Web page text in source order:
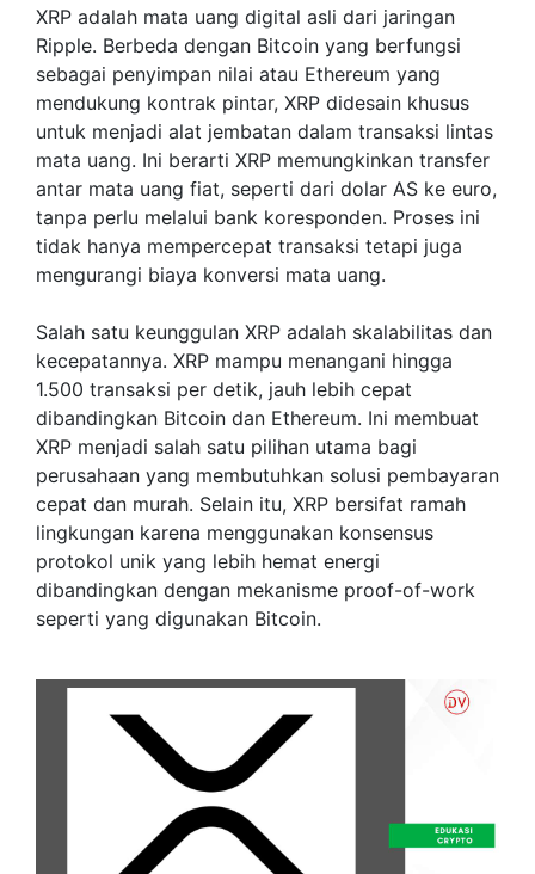
XRP adalah mata uang digital asli dari jaringan
Ripple. Berbeda dengan Bitcoin yang berfungsi
sebagai penyimpan nilai atau Ethereum yang
mendukung kontrak pintar, XRP didesain khusus
untuk menjadi alat jembatan dalam transaksi lintas
mata uang. Ini berarti XRP memungkinkan transfer
antar mata uang fiat, seperti dari dolar AS ke euro,
tanpa perlu melalui bank koresponden. Proses ini
tidak hanya mempercepat transaksi tetapi juga
mengurangi biaya konversi mata uang.
Salah satu keunggulan XRP adalah skalabilitas dan
kecepatannya. XRP mampu menangani hingga
1.500 transaksi per detik, jauh lebih cepat
dibandingkan Bitcoin dan Ethereum. Ini membuat
XRP menjadi salah satu pilihan utama bagi
perusahaan yang membutuhkan solusi pembayaran
cepat dan murah. Selain itu, XRP bersifat ramah
lingkungan karena menggunakan konsensus
protokol unik yang lebih hemat energi
dibandingkan dengan mekanisme proof-of-work
seperti yang digunakan Bitcoin.